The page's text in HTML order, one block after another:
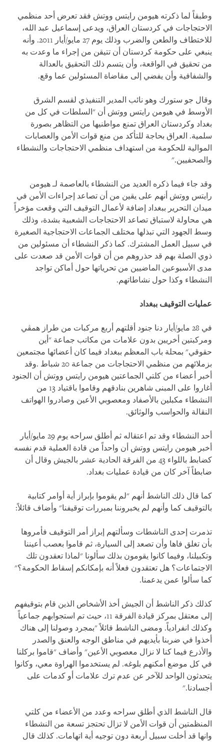
وطبقاً لما ذكرته هيومن رايتس ووتش فقد تعرض أحد منظمي
الاحتجاجات في كردستان العراق، ويدعى إسماعيل عبد الله،
للاختطاف والطعن والضرب وذلك يوم 27 مايو/أيار 2011. وأنه
ينبغي على حكومة كردستان أن تتيقن من إجراء ما وعدت به
من تحقيق في الواقعة، وأن يتسم ذلك التحقيق بالعدالة
والشفافية وأن يفضي إلى مقاضاة المسئولين عما وقع.
وقال جو ستورك وهو نائب المدير التنفيذي لقسم الشرق
الأوسط في هيومن رايتس ووتش أن "السلطات في كل من
بغداد وكردستان العراق تمنع مواطنيها من التظاهر بصورة
سلمية. العراق بحاجة للتأكد من منع قوات الأمن والعصابات
الموالية للحكومة من استهداف منظمي الاحتجاجات والنشطاء
والصحفيين."
وقد جاء فيما ذكره العديد من النشطاء بالعاصمة لـ هيومن
رايتس ووتش أنهم على يقين من أن تصاعد إجراءات الأمن في
ميدان التحرير ببغداد إضافة لأعمال التوقيف التي وقعت مؤخراً
هي محاولة لاستباق تصاعد الاحتجاجات الشعبية بشدة، وذلك
وسط الجهود التي تبذلها مختلف الجماعات الاحتجاجية الصغيرة
في سبيل العمل المشترك. كما ذكر النشطاء أن مسئولين من
ذوي الصلة بهم قد حذروهم من أن قوات الأمن قد صعدت على
مدى الأسبوعين الماضيين من تحرياتها حول أماكن تواجد
النشطاء وكذا حول نشاطاتهم.
عمليات التوقيف ببغداد
في 28 مايو/أيار دنا جنود أقلتهم أربع مركبات من طراز همڤي
ومركبتين أخريين بدون علامات من مكاتب جماعة "أين
حقوقي" بمحلة باب المعظم ببغداد فيما كان أعضائها مجتمعين
بزملائهم من منظمي الاحتجاجات من جماعة 20 شباط .وقد
أخبر أعضاء من كلتي الجماعتين هيومن رايتس ووتش أن الجنود
أغاروا على المبنى شاهرين بنادقهم وقاموا باقتياد 13 من
النشطاء مكبلين بالأصفاد ومعصوبي الأعين وصادروا الهواتف
النقالة والحواسب والوثائق.
أحد النشطاء وقد تم اعتقاله ثم أطلق سراحه يوم 29 مايو/أيار
أخبر هيومن رايتس ووتش أن واحداً من قادة العملية قدم نفسه
كضابط باللواء 43 من الفرقة الحادية عشر بالجيش وقال أن
ضابطاً آخر كان من قيادة عمليات بغداد.
كما قال ذلك الناشط أنهم "لم يقوموا بإبراز أية أوامر كتابية
بالتوقيف كما وأنهم لم يخبروننا بمبررات توقيفنا" وأضاف قائلاً:
تذمرت إحدى الناشطات وسألتهم إبراز أمر التوقيف فأمروها
بأن تغلق فاها وأن تصعد إلى السيارة، ثم قاموا بعصب أعيننا
وتكبيلنا، وفيما كانوا يقومون بذلك سألونا "لماذا تعقدون تلك
الاجتماعات؟ هل تعتقدون فعلاً أنه بإمكانكم إسقاط الحكومة؟"
كما سألوا عمن يدعمنا.
كذلك ذكر الناشط أن الجيش أخذ الأشخاص الذين قام بتوقيفهم
إلى معتقل بمركز قيادة الفرقة 11، حيث تم استجوابهم جماعياً
وكذلك انفرادياً. ومضى الناشط قائلاً "بمجرد وصولنا إلى هناك
أخذوا في ضربنا بأيديهم في مناطق الوجه والعنق والصدر
والأذرع فيما كنا لا نزال معصوبي الأعين" وأضاف "قاموا بركلنا
في كل موضع أمكنهم بلوغه. لم يستخدموا الهراوة معي، وكانوا
يتحدثون الواحد للآخر عن عدم ترك علامات أو كدمات على
أجسادنا."
قال الناشط الذي أطلق سراحه وعدد من الأعضاء من كلتي
المنظمتين أن قوات الأمن لا تزال تحتجز تسعة من النشطاء
وانها قد أخلت سبيل أربعة دون توجيه أية اتهامات. كذلك قال